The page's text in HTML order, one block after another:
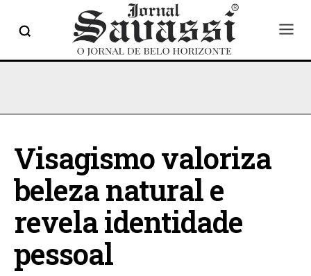
Visagismo valoriza
beleza natural e
revela identidade
pessoal